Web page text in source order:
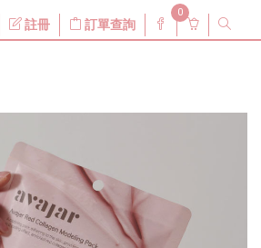
註冊 訂單查詢
0